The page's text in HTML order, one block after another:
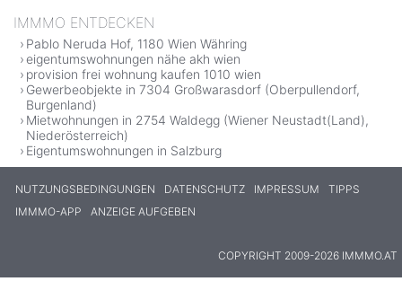
IMMMO ENTDECKEN
Pablo Neruda Hof, 1180 Wien Währing
eigentumswohnungen nähe akh wien
provision frei wohnung kaufen 1010 wien
Gewerbeobjekte in 7304 Großwarasdorf (Oberpullendorf,
Burgenland)
Mietwohnungen in 2754 Waldegg (Wiener Neustadt(Land),
Niederösterreich)
Eigentumswohnungen in Salzburg
NUTZUNGSBEDINGUNGEN DATENSCHUTZ IMPRESSUM
TIPPS
IMMMO-APP
ANZEIGE AUFGEBEN
COPYRIGHT 2009-2026 IMMMO.AT